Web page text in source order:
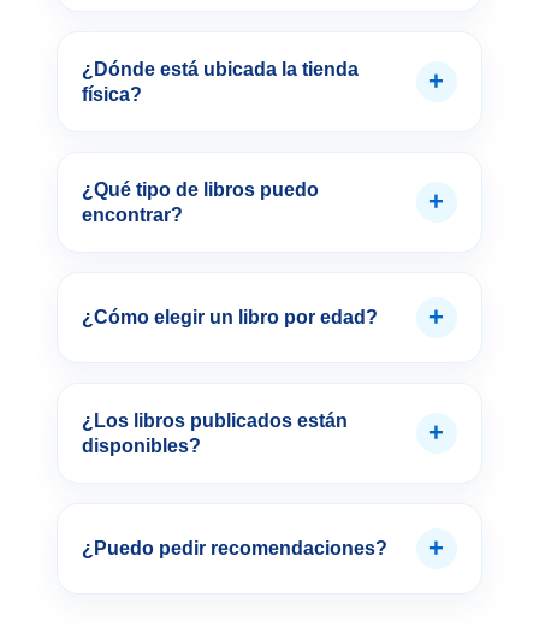
¿Dónde está ubicada la tienda
física?
+
¿Qué tipo de libros puedo
encontrar?
+
¿Cómo elegir un libro por edad? +
¿Los libros publicados están
disponibles?
+
¿Puedo pedir recomendaciones? +